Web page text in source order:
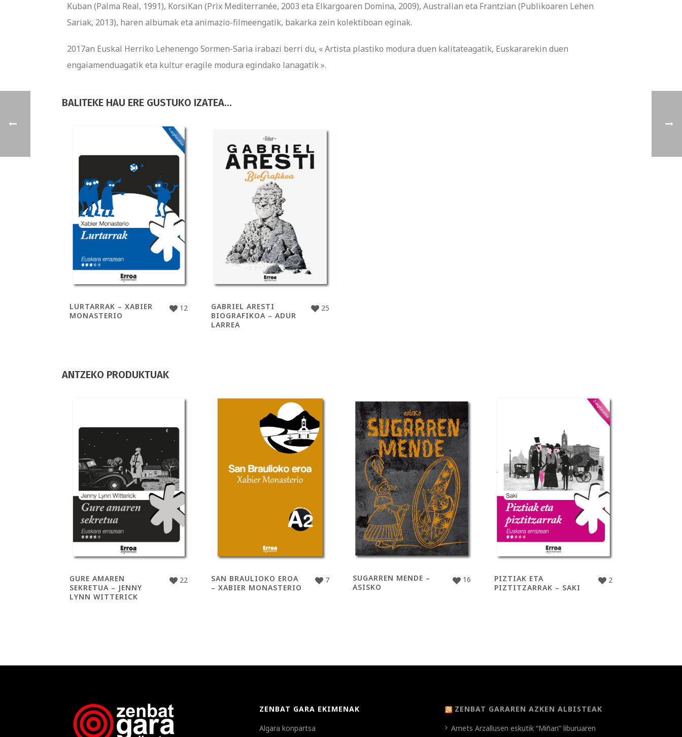
Kuban (Palma Real, 1991), KorsiKan (Prix Mediterranée, 2003 eta Elkargoaren Domina, 2009), Australian eta Frantzian (Publikoaren Lehen
Sariak, 2013), haren albumak eta animazio-filmeengatik, bakarka zein kolektiboan eginak.
2017an Euskal Herriko Lehenengo Sormen-Saria irabazi berri du, « Artista plastiko modura duen kalitateagatik, Euskararekin duen
engaiamenduagatik eta kultur eragile modura egindako lanagatik ».
BALITEKE HAU ERE GUSTUKO IZATEA…
12
LURTARRAK – XABIER
MONASTERIO
25
GABRIEL ARESTI
BIOGRAFIKOA – ADUR
LARREA
ANTZEKO PRODUKTUAK
22
GURE AMAREN
SEKRETUA – JENNY
LYNN WITTERICK
7
SAN BRAULIOKO EROA
– XABIER MONASTERIO
16
SUGARREN MENDE –
ASISKO
2
PIZTIAK ETA
PIZTITZARRAK – SAKI
ZENBAT GARA EKIMENAK
Algara konpartsa
ZENBAT GARAREN AZKEN ALBISTEAK
Amets Arzallusen eskutik “Miñan” liburuaren